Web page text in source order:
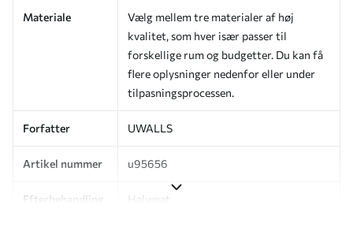
Materiale
Vælg mellem tre materialer af høj
kvalitet, som hver især passer til
forskellige rum og budgetter. Du kan få
flere oplysninger nedenfor eller under
tilpasningsprocessen.
Forfatter UWALLS
Artikel nummer u95656
Efterbehandling Halvmat.